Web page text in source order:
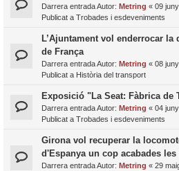
Darrera entrada Autor: Metring « 09
Publicat a Trobades i esdeveniments
L’Ajuntament vol enderrocar la
de França
Darrera entrada Autor: Metring « 08
Publicat a Història del transport
Exposició "La Seat: Fàbrica de
Darrera entrada Autor: Metring « 04
Publicat a Trobades i esdeveniments
Girona vol recuperar la
d'Espanya un cop acabades les
Darrera entrada Autor: Metring « 29